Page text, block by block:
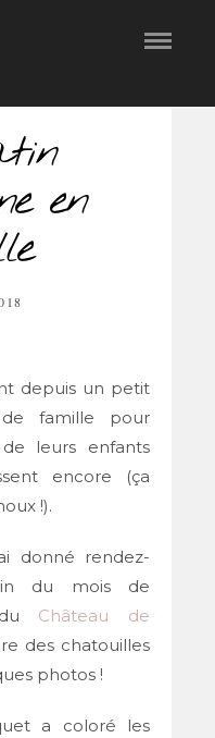
en
depuis un petit
famille pour
leurs enfants
encore (ça
!).
donné rendez-
du mois de
Château de
des chatouilles
photos !
a coloré les